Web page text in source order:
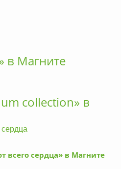
в Магните
collection» в
всего сердца» в Магните